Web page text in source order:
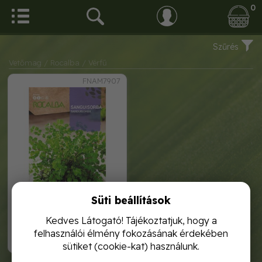
0
Szűrés
Vetőmag / Rocalba
/ Vérfű
FNAM7907
1 120,-
vérfű 3g rocalba
Süti beállítások
Kedves Látogató! Tájékoztatjuk, hogy a
felhasználói élmény fokozásának érdekében
sütiket (cookie-kat) használunk.